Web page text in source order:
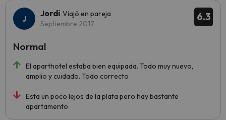
6.3
Jordi Viajó en pareja
Septiembre 2017
El aparthotel estaba bien equipada. Todo muy nuevo,
amplio y cuidado. Todo correcto
Esta un poco lejos de la plata pero hay bastante
apartamento
Normal